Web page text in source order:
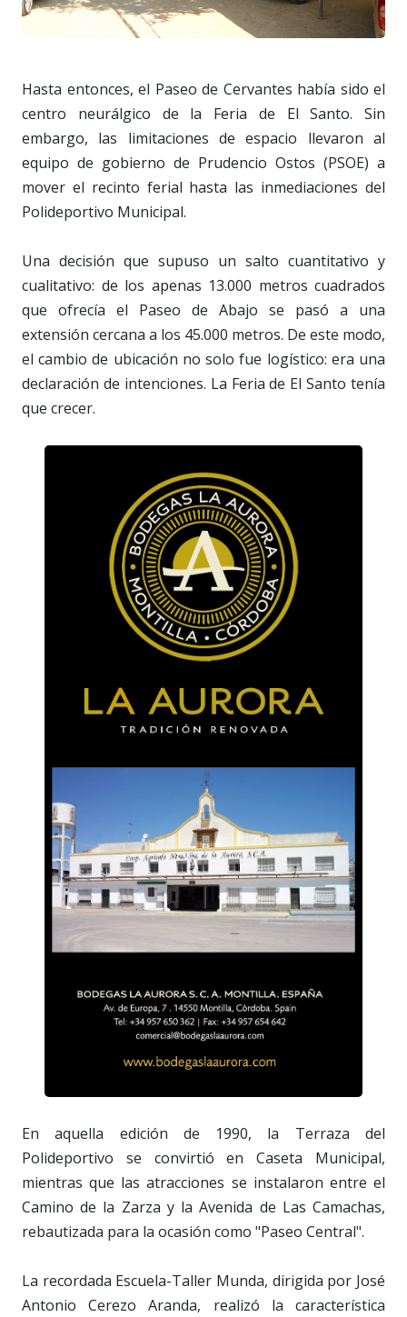
Hasta entonces, el Paseo de Cervantes había sido el
centro neurálgico de la Feria de El Santo. Sin
embargo, las limitaciones de espacio llevaron al
equipo de gobierno de Prudencio Ostos (PSOE) a
mover el recinto ferial hasta las inmediaciones del
Polideportivo Municipal.
Una decisión que supuso un salto cuantitativo y
cualitativo: de los apenas 13.000 metros cuadrados
que ofrecía el Paseo de Abajo se pasó a una
extensión cercana a los 45.000 metros. De este modo,
el cambio de ubicación no solo fue logístico: era una
declaración de intenciones. La Feria de El Santo tenía
que crecer.
En aquella edición de 1990, la Terraza del
Polideportivo se convirtió en Caseta Municipal,
mientras que las atracciones se instalaron entre el
Camino de la Zarza y la Avenida de Las Camachas,
rebautizada para la ocasión como "Paseo Central".
La recordada Escuela-Taller Munda, dirigida por José
Antonio Cerezo Aranda, realizó la característica